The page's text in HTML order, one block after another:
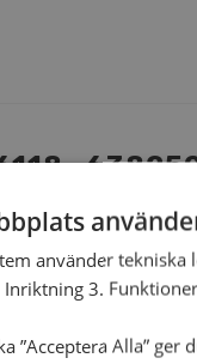
använder
Inriktning 3. Funktioner
”Acceptera Alla”